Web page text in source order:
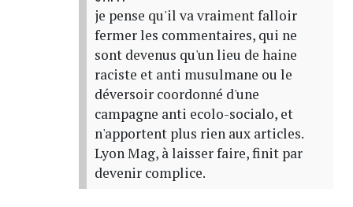
je pense qu'il va vraiment falloir
fermer les commentaires, qui ne
sont devenus qu'un lieu de haine
raciste et anti musulmane ou le
déversoir coordonné d'une
campagne anti ecolo-socialo, et
n'apportent plus rien aux articles.
Lyon Mag, à laisser faire, finit par
devenir complice.